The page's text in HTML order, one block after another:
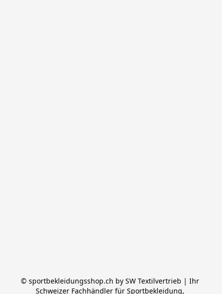
© sportbekleidungsshop.ch by SW Textilvertrieb | Ihr
Schweizer Fachhändler für Sportbekleidung,